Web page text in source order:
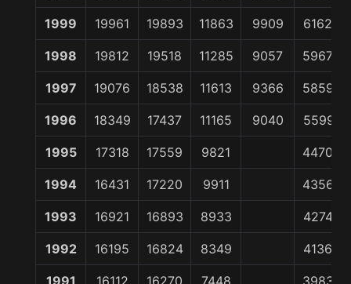
1999 19961 19893 11863 9909 61626
1998 19812 19518 11285 9057 59672
1997 19076 18538 11613 9366 58593
1996 18349 17437 11165 9040 55991
1995 17318 17559 9821 44708
1994 16431 17220 9911 43562
1993 16921 16893 8933 42747
1992 16195 16824 8349 41368
1991 16112 16270 7448 39830